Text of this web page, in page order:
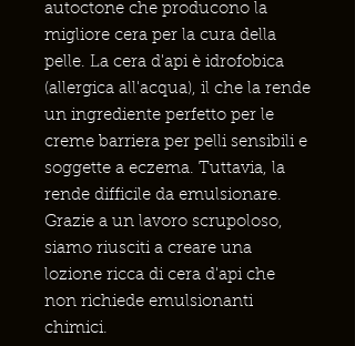
autoctone che producono la
migliore cera per la cura della
pelle. La cera d'api è idrofobica
(allergica all'acqua), il che la rende
un ingrediente perfetto per le
creme barriera per pelli sensibili e
soggette a eczema. Tuttavia, la
rende difficile da emulsionare.
Grazie a un lavoro scrupoloso,
siamo riusciti a creare una
lozione ricca di cera d'api che
non richiede emulsionanti
chimici.